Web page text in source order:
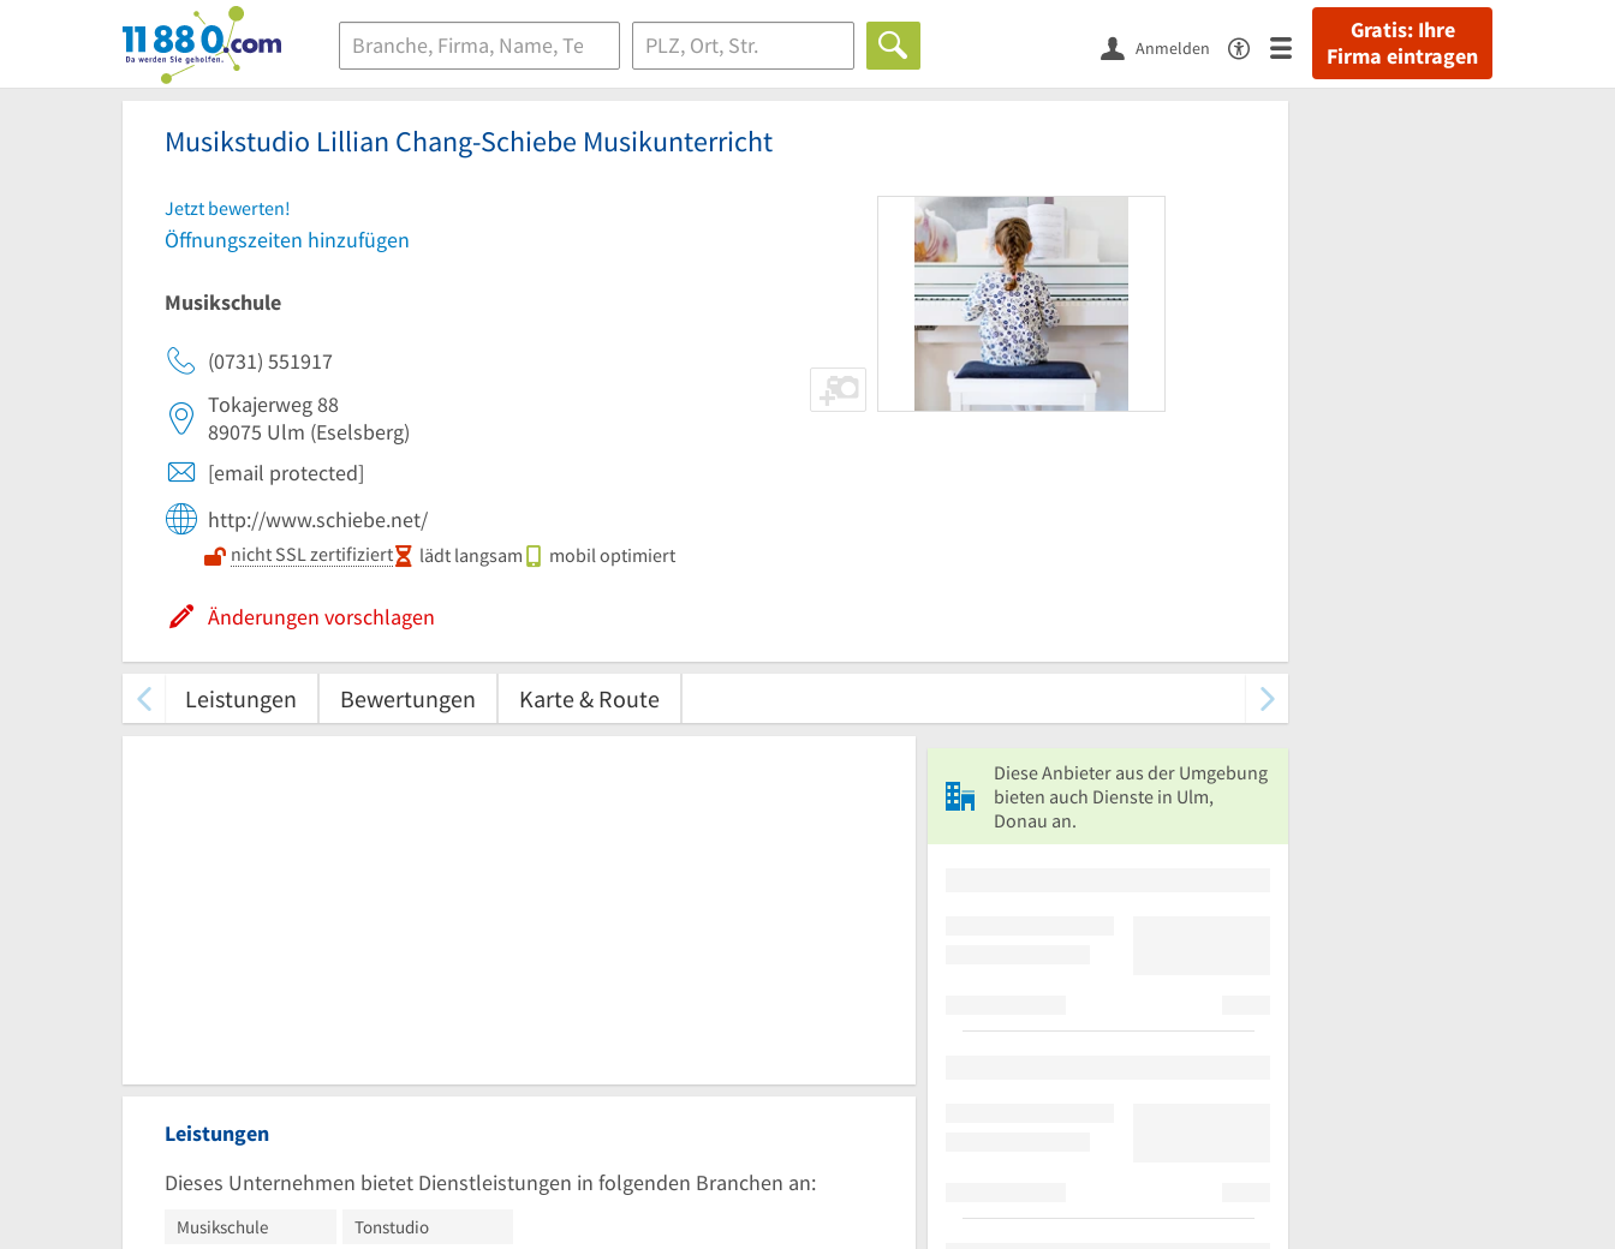
11880.com
Gratis: Ihre
Firma eintragen
Anmelden
Musikstudio Lillian Chang-Schiebe Musikunterricht
Jetzt bewerten!
Öffnungszeiten hinzufügen
Musikschule
(0731) 551917
Tokajerweg 88
89075 Ulm (Eselsberg)
[email protected]
http://www.schiebe.net/
nicht SSL zertifiziert lädt langsam mobil optimiert
Änderungen vorschlagen
Leistungen Bewertungen Karte & Route
Leistungen
Dieses Unternehmen bietet Dienstleistungen in folgenden Branchen an:
Musikschule Tonstudio
Diese Anbieter aus der Umgebung
bieten auch Dienste in Ulm,
Donau an.